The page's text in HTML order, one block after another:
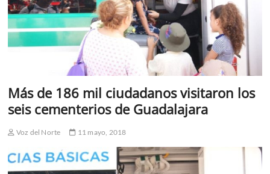
Más de 186 mil ciudadanos visitaron los
seis cementerios de Guadalajara
Voz del Norte 11 mayo, 2018